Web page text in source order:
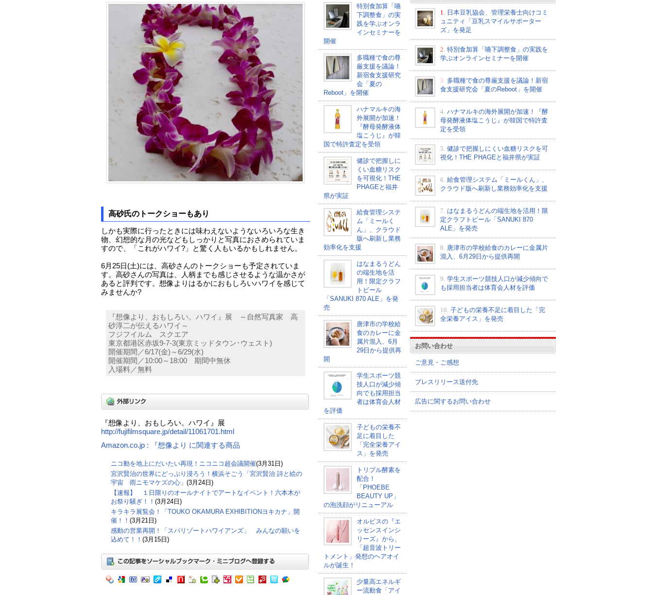
高砂氏のトークショーもあり
しかも実際に行ったときには味わえないようないろいろな生き
物、幻想的な月の光などもしっかりと写真におさめられていま
すので、「これがハワイ?」と驚く人もいるかもしれません。
6月25日(土)には、高砂さんのトークショーも予定されていま
す。高砂さんの写真は、人柄までも感じさせるような温かさが
あると評判です。想像よりはるかにおもしろいハワイを感じて
みませんか?
『想像より、おもしろい。ハワイ』展 ～自然写真家 高
砂淳二が伝えるハワイ～
フジフイルム スクエア
東京都港区赤坂9-7-3(東京ミッドタウン･ウェスト)
開催期間／6/17(金)～6/29(水)
開催期間／10:00～18:00 期間中無休
入場料／無料
『想像より、おもしろい。ハワイ』展
http://fujifilmsquare.jp/detail/11061701.html
Amazon.co.jp : 『想像より に関連する商品
ニコ動を地上にだいたい再現！ニコニコ超会議開催(3月31日)
宮沢賢治の世界にどっぷり浸ろう！横浜そごう「宮沢賢治 詩と絵の
宇宙 雨ニモマケズの心」 (3月24日)
【速報】 １日限りのオールナイトでアートなイベント！六本木が
お祭り騒ぎ！！ (3月24日)
キラキラ展覧会！「TOUKO OKAMURA EXHIBITIONヨキカナ」開
催！！ (3月21日)
感動の営業再開！「スパリゾートハワイアンズ」 みんなの願いを
込めて！！ (3月15日)
特別食加算「嚥
下調整食」の実
践を学ぶオンラ
インセミナーを
開催
多職種で食の尊
厳支援を議論！
新宿食支援研究
会「夏の
Reboot」を開催
ハナマルキの海
外展開が加速！
『酵母発酵液体
塩こうじ』が韓
国で特許査定を受領
健診で把握しに
くい血糖リスク
を可視化！THE
PHAGEと福井
県が実証
給食管理システ
ム「ミールく
ん」、クラウド
版へ刷新し業務
効率化を支援
はなまるうどん
の端生地を活
用！限定クラフ
トビール
「SANUKI 870 ALE」を発
売
唐津市の学校給
食のカレーに金
属片混入、6月
29日から提供再
開
学生スポーツ競
技人口が減少傾
向でも採用担当
者は体育会人材
を評価
子どもの栄養不
足に着目した
「完全栄養アイ
ス」を発売
トリプル酵素を
配合！
「PHOEBE
BEAUTY UP」
の泡洗顔がリニューアル
オルビスの『エ
ッセンスインシ
リーズ』から、
「超音波トリー
トメント」発想のヘアオイ
ルが誕生！
少量高エネルギ
ー流動食「アイ
1.
日本豆乳協会、管理栄養士向けコミ
ュニティ「豆乳スマイルサポーター
ズ」を発足
2. 特別食加算「嚥下調整食」の実践を
学ぶオンラインセミナーを開催
3. 多職種で食の尊厳支援を議論！新宿
食支援研究会「夏のReboot」を開催
4. ハナマルキの海外展開が加速！『酵
母発酵液体塩こうじ』が韓国で特許査
定を受領
5. 健診で把握しにくい血糖リスクを可
視化！THE PHAGEと福井県が実証
6. 給食管理システム「ミールくん」、
クラウド版へ刷新し業務効率化を支援
7. はなまるうどんの端生地を活用！限
定クラフトビール「SANUKI 870
ALE」を発売
8. 唐津市の学校給食のカレーに金属片
混入、6月29日から提供再開
9. 学生スポーツ競技人口が減少傾向で
も採用担当者は体育会人材を評価
10. 子どもの栄養不足に着目した「完
全栄養アイス」を発売
お問い合わせ
ご意見・ご感想
プレスリリース送付先
広告に関するお問い合わせ